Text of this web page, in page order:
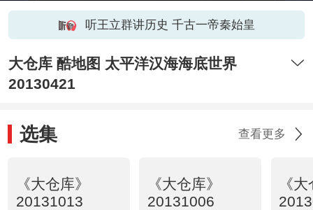
听王立群讲历史 千古一帝秦始皇
大仓库 酷地图 太平洋汉海海底世界
20130421
选集 查看更多
《大仓库》
20131013
《大仓库》
20131006
《